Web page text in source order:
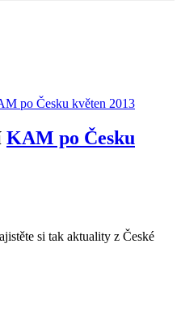
po Česku květen 2013
KAM po Česku
si tak aktuality z České